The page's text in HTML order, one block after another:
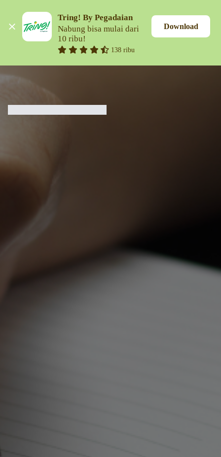
Tring! By Pegadaian
Nabung bisa mulai dari
10 ribu!
138 ribu
Download